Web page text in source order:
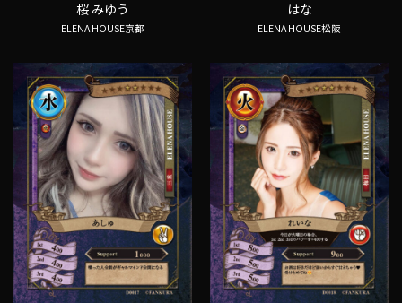
桜 みゆう
ELENA HOUSE京都
はな
ELENA HOUSE松阪